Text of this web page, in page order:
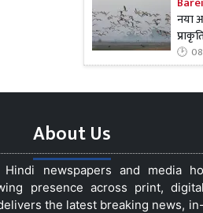
नया
About Us
newspapers and media
presence across print,
the latest breaking news,